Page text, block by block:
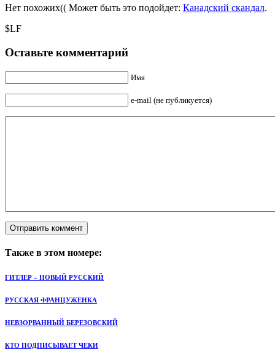
Нет похожих(( Может быть это подойдет: Канадский скандал.
$LF
Оставьте комментарий
Имя
e-mail (не публикуется)
Также в этом номере:
ГИТЛЕР – НОВЫЙ РУССКИЙ
РУССКАЯ ФРАНЦУЖЕНКА
НЕВЗОРВАННЫЙ БЕРЕЗОВСКИЙ
КТО ПОДПИСЫВАЕТ ЧЕКИ